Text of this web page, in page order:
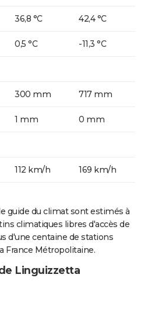
36,8 °C 42,4 °C
0,5 °C -11,3 °C
300 mm 717 mm
1 mm 0 mm
112 km/h 169 km/h
guide du climat sont estimés à
climatiques libres d'accès de
d'une centaine de stations
France Métropolitaine.
Linguizzetta